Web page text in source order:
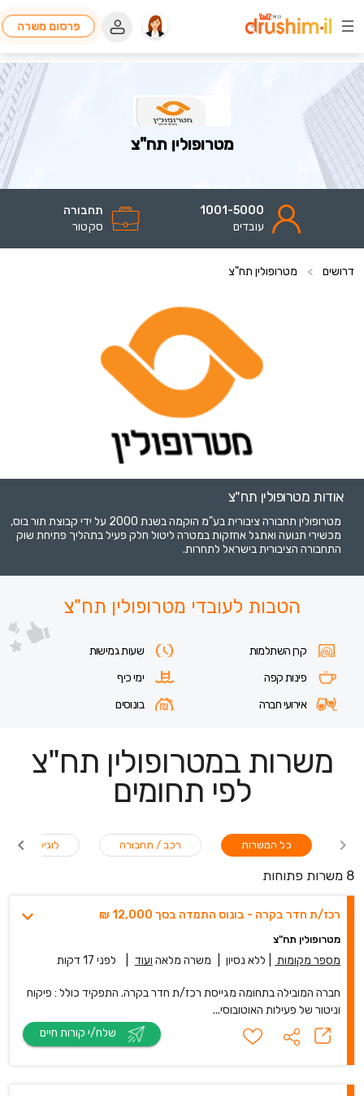
פרסום משרה
מטרופולין תח"צ
1001-5000
עובדים
תחבורה
סקטור
דרושים > מטרופולין תח"צ
אודות מטרופולין תח"צ
מטרופולין תחבורה ציבורית בע"מ הוקמה בשנת 2000 על ידי קבוצת תור בוס,
מכשירי תנועה ואתגל אחזקות במטרה ליטול חלק פעיל בתהליך פתיחת שוק
התחבורה הציבורית בישראל לתחרות.
הטבות לעובדי מטרופולין תח"צ
קרן השתלמות
שעות גמישות
פינות קפה
ימי כיף
אירועי חברה
בונוסים
משרות במטרופולין תח"צ
לפי תחומים
לוגיסטיקה / רכב / תחבורה כל המשרות
8 משרות פתוחות
רכז/ת חדר בקרה - בונוס התמדה בסך 12,000 ₪
מטרופולין תח"צ
מספר מקומות ללא נסיון משרה מלאה ועוד לפני 17 דקות
חברה המובילה בתחומה מגייסת רכז/ת חדר בקרה. התפקיד כולל : פיקוח
וניטור של פעילות האוטובוסי...